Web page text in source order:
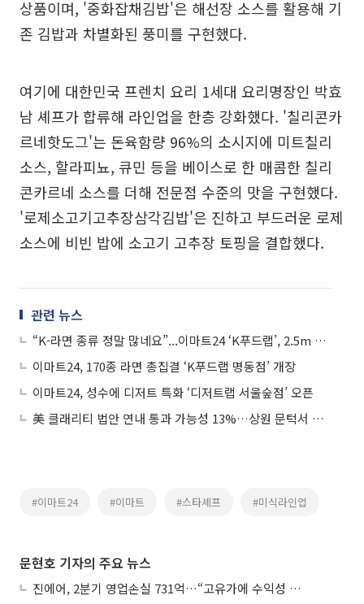
상품이며, '중화잡채김밥'은 해선장 소스를 활용해 기
존 김밥과 차별화된 풍미를 구현했다.
여기에 대한민국 프렌치 요리 1세대 요리명장인 박효
남 셰프가 합류해 라인업을 한층 강화했다. '칠리콘카
르네핫도그'는 돈육함량 96%의 소시지에 미트칠리
소스, 할라피뇨, 큐민 등을 베이스로 한 매콤한 칠리
콘카르네 소스를 더해 전문점 수준의 맛을 구현했다.
'로제소고기고추장삼각김밥'은 진하고 부드러운 로제
소스에 비빈 밥에 소고기 고추장 토핑을 결합했다.
관련 뉴스
“K-라면 종류 정말 많네요”...이마트24 ‘K푸드랩’, 2.5m 라면 벽·K굿즈로 외국인 홀려
이마트24, 170종 라면 총집결 ‘K푸드랩 명동점’ 개장
이마트24, 성수에 디저트 특화 ‘디저트랩 서울숲점’ 오픈
美 클래리티 법안 연내 통과 가능성 13%…상원 문턱서 제동
#이마트24 #이마트 #스타셰프 #미식라인업
문현호 기자의 주요 뉴스
진에어, 2분기 영업손실 731억…“고유가에 수익성 악화”